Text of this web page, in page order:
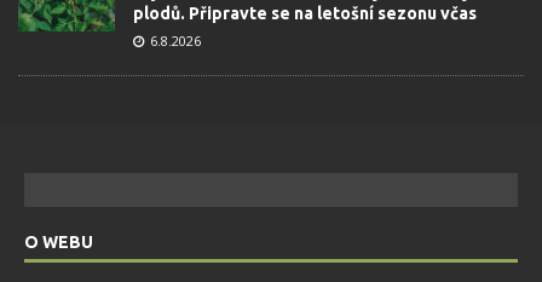
plodů. Připravte se na letošní sezonu včas
6.8.2026
O WEBU